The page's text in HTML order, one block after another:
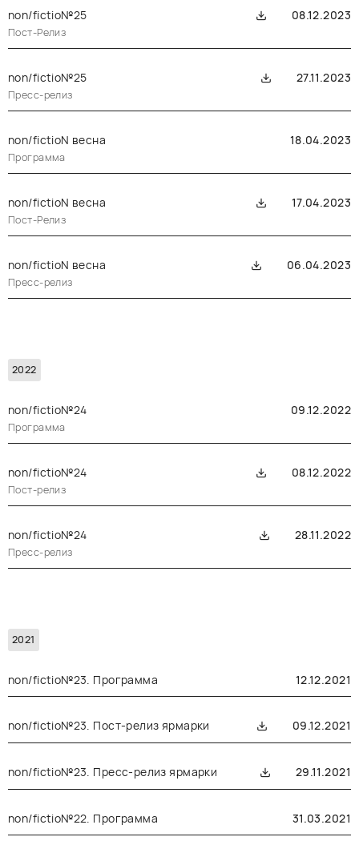
non/fictio№25
Пост-Релиз
08.12.2023
non/fictio№25
Пресс-релиз
27.11.2023
non/fictioN весна
Программа
18.04.2023
non/fictioN весна
Пост-Релиз
17.04.2023
non/fictioN весна
Пресс-релиз
06.04.2023
2022
non/fictio№24
Программа
09.12.2022
non/fictio№24
Пост-релиз
08.12.2022
non/fictio№24
Пресс-релиз
28.11.2022
2021
non/fictio№23. Программа 12.12.2021
non/fictio№23. Пост-релиз ярмарки 09.12.2021
non/fictio№23. Пресс-релиз ярмарки 29.11.2021
non/fictio№22. Программа 31.03.2021